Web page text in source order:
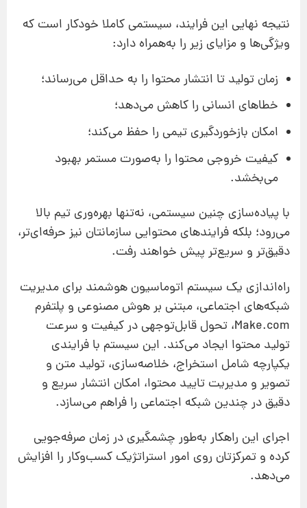
نتیجه نهایی این فرایند، سیستمی کاملا خودکار است که
ویژگی‌ها و مزایای زیر را به‌همراه دارد:
زمان تولید تا انتشار محتوا را به حداقل می‌رساند؛
خطاهای انسانی را کاهش می‌دهد؛
امکان بازخوردگیری تیمی را حفظ می‌کند؛
کیفیت خروجی محتوا را به‌صورت مستمر بهبود
می‌بخشد.
با پیاده‌سازی چنین سیستمی، نه‌تنها بهره‌وری تیم بالا
می‌رود؛ بلکه فرایندهای محتوایی سازمانتان نیز حرفه‌ای‌تر،
دقیق‌تر و سریع‌تر پیش خواهند رفت.
راه‌اندازی یک سیستم اتوماسیون هوشمند برای مدیریت
شبکه‌های اجتماعی، مبتنی بر هوش مصنوعی و پلتفرم
Make.com، تحول قابل‌توجهی در کیفیت و سرعت
تولید محتوا ایجاد می‌کند. این سیستم با فرایندی
یکپارچه شامل استخراج، خلاصه‌سازی، تولید متن و
تصویر و مدیریت تایید محتوا، امکان انتشار سریع و
دقیق در چندین شبکه اجتماعی را فراهم می‌سازد.
اجرای این راهکار به‌طور چشمگیری در زمان صرفه‌جویی
کرده و تمرکزتان روی امور استراتژیک کسب‌وکار را افزایش
می‌دهد.